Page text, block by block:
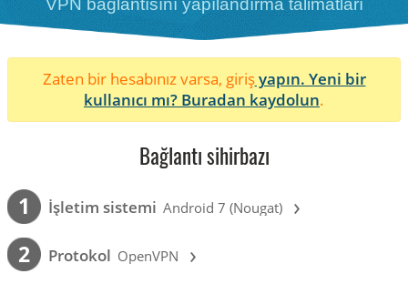
VPN bağlantısını yapılandırma talimatları
Zaten bir hesabınız varsa, girişyapın. Yeni bir
kullanıcı mı? Buradan kaydolun.
Bağlantı sihirbazı
1 İşletim sistemi Android 7 (Nougat) ›
2 Protokol OpenVPN ›